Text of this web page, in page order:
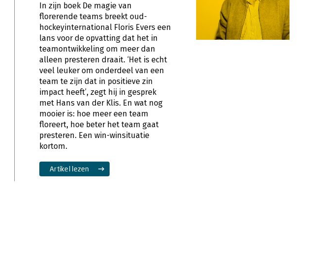
In zijn boek De magie van
florerende teams breekt oud-
hockeyinternational Floris Evers een
lans voor de opvatting dat het in
teamontwikkeling om meer dan
alleen presteren draait. ‘Het is echt
veel leuker om onderdeel van een
team te zijn dat in positieve zin
impact heeft’, zegt hij in gesprek
met Hans van der Klis. En wat nog
mooier is: hoe meer een team
floreert, hoe beter het team gaat
presteren. Een win-winsituatie
kortom.
Artikel lezen